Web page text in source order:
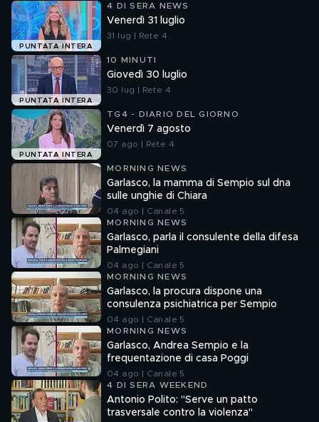
PUNTATA INTERA
4 DI SERA NEWS
Venerdì 31 luglio
31 lug | Rete 4
PUNTATA INTERA
10 MINUTI
Giovedì 30 luglio
30 lug | Rete 4
PUNTATA INTERA
TG4 - DIARIO DEL GIORNO
Venerdì 7 agosto
07 ago | Rete 4
MORNING NEWS
Garlasco, la mamma di Sempio sul dna
sulle unghie di Chiara
04 ago | Canale 5
MORNING NEWS
Garlasco, parla il consulente della difesa
Palmegiani
04 ago | Canale 5
MORNING NEWS
Garlasco, la procura dispone una
consulenza psichiatrica per Sempio
04 ago | Canale 5
MORNING NEWS
Garlasco, Andrea Sempio e la
frequentazione di casa Poggi
04 ago | Canale 5
4 DI SERA WEEKEND
Antonio Polito: "Serve un patto
trasversale contro la violenza"